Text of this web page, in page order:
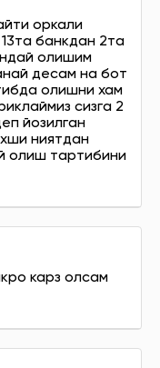
оркали
банкдан 2та
олишим
десам на бот
олишни хам
сизга 2
йозилган
ниятдан
олиш тартибини
карз олсам